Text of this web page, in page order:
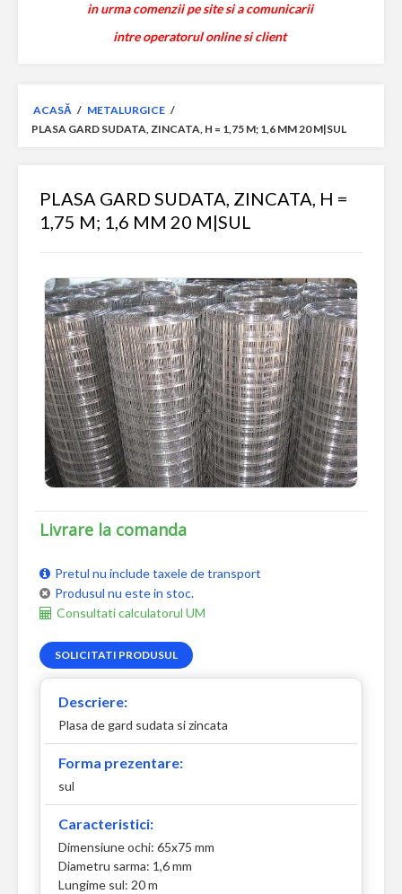
in urma comenzii pe site si a comunicarii
intre operatorul online si client
ACASĂ / METALURGICE /
PLASA GARD SUDATA, ZINCATA, H = 1,75 M; 1,6 MM 20 M|SUL
PLASA GARD SUDATA, ZINCATA, H =
1,75 M; 1,6 MM 20 M|SUL
Livrare la comanda
Pretul nu include taxele de transport
Produsul nu este in stoc.
Consultati calculatorul UM
SOLICITATI PRODUSUL
Descriere:
Plasa de gard sudata si zincata
Forma prezentare:
sul
Caracteristici:
Dimensiune ochi: 65x75 mm
Diametru sarma: 1,6 mm
Lungime sul: 20 m